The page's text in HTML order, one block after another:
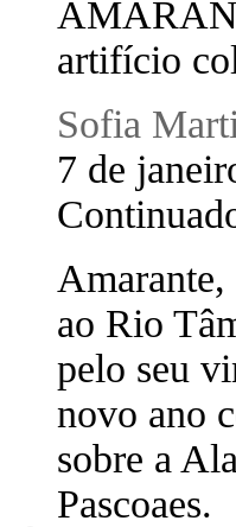
artifício
Sofia
7 de
ao Rio
pelo seu
novo ano
sobre a
Pascoaes.